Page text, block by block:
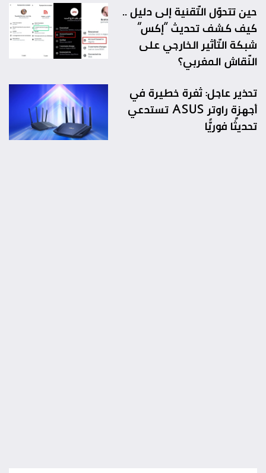
حين تتحوّل التّقنية إلى دليل ..
كيف كشف تحديث “إكس”
شبكة التّأثير الخارجي على
النّقاش المغربي؟
تحذير عاجل: ثغرة خطيرة في
أجهزة راوتر ASUS تستدعي
تحديثًا فوريًّا